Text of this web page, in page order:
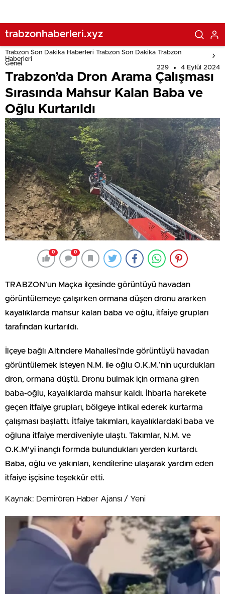
trabzonhaberleri.xyz
Trabzon Son Dakika Haberleri Trabzon Son Dakika Trabzon
Haberleri
Genel
229 4 Eylül 2024
Trabzon’da Dron Arama Çalışması
Sırasında Mahsur Kalan Baba ve
Oğlu Kurtarıldı
0 0
TRABZON’un Maçka ilçesinde görüntüyü havadan
görüntülemeye çalışırken ormana düşen dronu ararken
kayalıklarda mahsur kalan baba ve oğlu, itfaiye grupları
tarafından kurtarıldı.
İlçeye bağlı Altındere Mahallesi’nde görüntüyü havadan
görüntülemek isteyen N.M. ile oğlu O.K.M.’nin uçurdukları
dron, ormana düştü. Dronu bulmak için ormana giren
baba-oğlu, kayalıklarda mahsur kaldı. İhbarla harekete
geçen itfaiye grupları, bölgeye intikal ederek kurtarma
çalışması başlattı. İtfaiye takımları, kayalıklardaki baba ve
oğluna itfaiye merdiveniyle ulaştı. Takımlar, N.M. ve
O.K.M’yi inançlı formda bulundukları yerden kurtardı.
Baba, oğlu ve yakınları, kendilerine ulaşarak yardım eden
itfaiye işçisine teşekkür etti.
Kaynak: Demirören Haber Ajansı / Yeni